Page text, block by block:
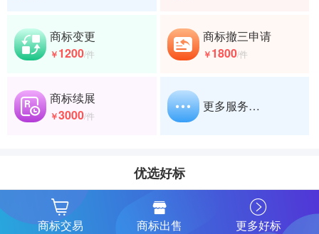
商标变更
￥1200/件
商标撤三申请
￥1800/件
商标续展
￥3000/件
更多服务…
优选好标
商标交易 商标出售 更多好标